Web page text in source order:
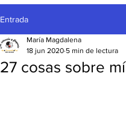
Entrada
27 cosas sobre mí
María Magdalena
18 jun 2020 5 min de lectura